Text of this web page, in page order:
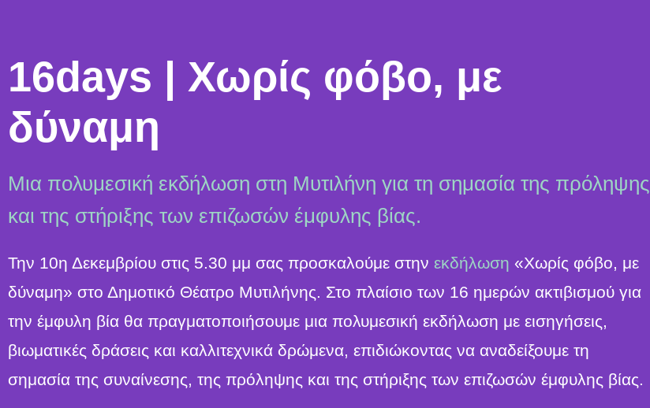
16days | Χωρίς φόβο, με
δύναμη
Μια πολυμεσική εκδήλωση στη Μυτιλήνη για τη σημασία της πρόληψης
και της στήριξης των επιζωσών έμφυλης βίας.
Την 10η Δεκεμβρίου στις 5.30 μμ σας προσκαλούμε στην εκδήλωση «Χωρίς φόβο, με
δύναμη» στο Δημοτικό Θέατρο Μυτιλήνης. Στο πλαίσιο των 16 ημερών ακτιβισμού για
την έμφυλη βία θα πραγματοποιήσουμε μια πολυμεσική εκδήλωση με εισηγήσεις,
βιωματικές δράσεις και καλλιτεχνικά δρώμενα, επιδιώκοντας να αναδείξουμε τη
σημασία της συναίνεσης, της πρόληψης και της στήριξης των επιζωσών έμφυλης βίας.